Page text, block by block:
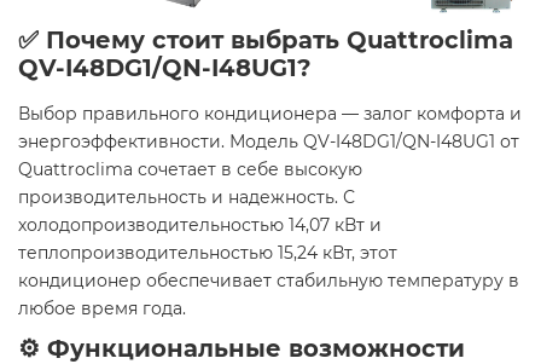
✅ Почему стоит выбрать Quattroclima
QV-I48DG1/QN-I48UG1?
Выбор правильного кондиционера — залог комфорта и
энергоэффективности. Модель QV-I48DG1/QN-I48UG1 от
Quattroclima сочетает в себе высокую
производительность и надежность. С
холодопроизводительностью 14,07 кВт и
теплопроизводительностью 15,24 кВт, этот
кондиционер обеспечивает стабильную температуру в
любое время года.
⚙️ Функциональные возможности